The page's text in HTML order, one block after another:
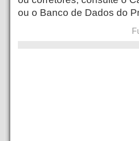
ou o Banco de Dados do